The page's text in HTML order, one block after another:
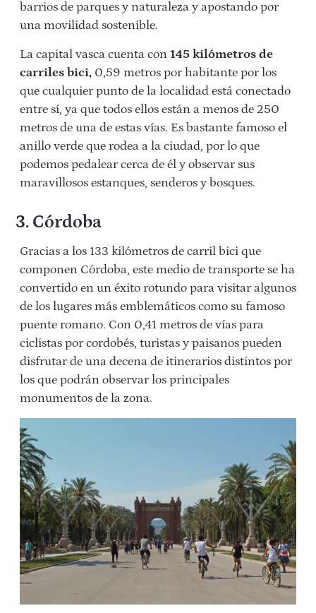
barrios de parques y naturaleza y apostando por
una movilidad sostenible.
La capital vasca cuenta con 145 kilómetros de
carriles bici, 0,59 metros por habitante por los
que cualquier punto de la localidad está conectado
entre sí, ya que todos ellos están a menos de 250
metros de una de estas vías. Es bastante famoso el
anillo verde que rodea a la ciudad, por lo que
podemos pedalear cerca de él y observar sus
maravillosos estanques, senderos y bosques.
3. Córdoba
Gracias a los 133 kilómetros de carril bici que
componen Córdoba, este medio de transporte se ha
convertido en un éxito rotundo para visitar algunos
de los lugares más emblemáticos como su famoso
puente romano. Con 0,41 metros de vías para
ciclistas por cordobés, turistas y paisanos pueden
disfrutar de una decena de itinerarios distintos por
los que podrán observar los principales
monumentos de la zona.